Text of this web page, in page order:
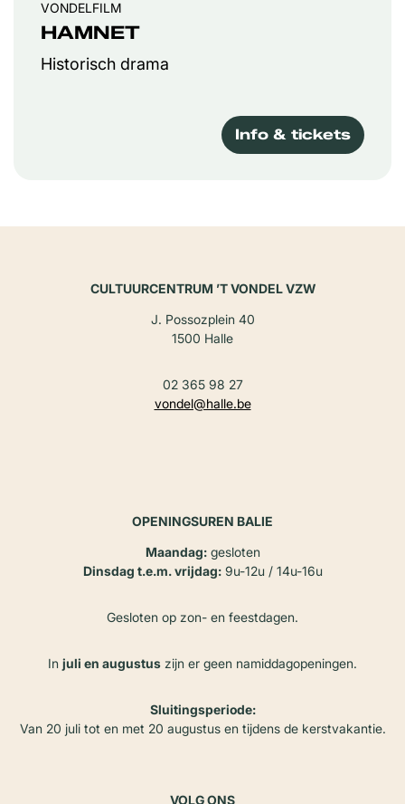
HAMNET
Historisch drama
VONDELFILM
Info & tickets
CULTUURCENTRUM ’T VONDEL VZW
J. Possozplein 40
1500 Halle
02 365 98 27
vondel@halle.be
OPENINGSUREN BALIE
Maandag:gesloten
Dinsdag t.e.m. vrijdag:9u-12u / 14u-16u
Gesloten op zon- en feestdagen.
In juli en augustus zijn er geen namiddagopeningen.
Sluitingsperiode:
Van 20 juli tot en met 20 augustus en tijdens de kerstvakantie.
VOLG ONS